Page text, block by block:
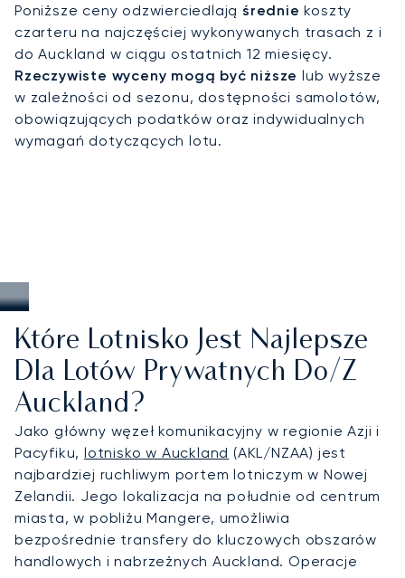
Dzięki dwudziestoletniemu doświadczeniu,
LunaJets jako pierwszy europejski broker
czarterowy otrzymała certyfikat Argus®, co
odzwierciedla rygorystyczne normy
bezpieczeństwa i doskonałość usług. W Auckland
nasza wiedza specjalistyczna gwarantuje
dyskretne przyloty podczas szczytu sezonu
Poniższe ceny odzwierciedlają średnie koszty
czarteru na najczęściej wykonywanych trasach z i
do Auckland w ciągu ostatnich 12 miesięcy.
Rzeczywiste wyceny mogą być niższe lub wyższe
w zależności od sezonu, dostępności samolotów,
obowiązujących podatków oraz indywidualnych
wymagań dotyczących lotu.
Które Lotnisko Jest Najlepsze
Dla Lotów Prywatnych Do/z
Auckland?
Jako główny węzeł komunikacyjny w regionie Azji i
Pacyfiku,lotnisko w Auckland (AKL/NZAA) jest
najbardziej ruchliwym portem lotniczym w Nowej
Zelandii. Jego lokalizacja na południe od centrum
miasta, w pobliżu Mangere, umożliwia
bezpośrednie transfery do kluczowych obszarów
handlowych i nabrzeżnych Auckland. Operacje